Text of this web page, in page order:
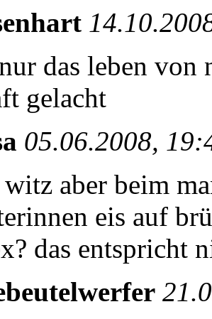
das leben von
gelacht
05.06.2008,
aber beim
eis auf
das entspricht